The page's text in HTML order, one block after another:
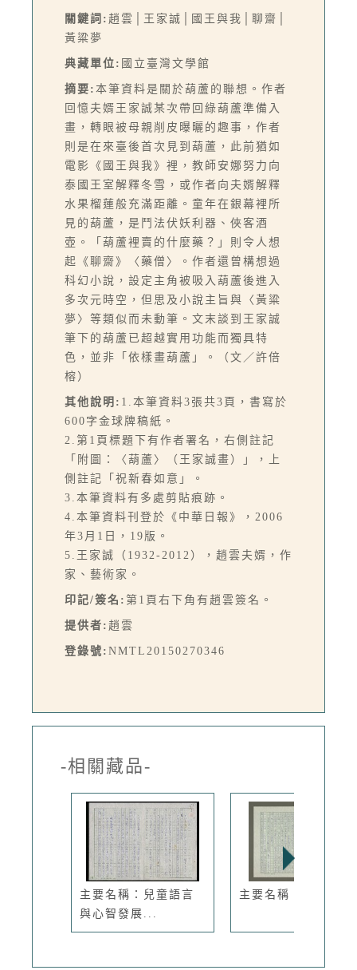
關鍵詞: 趙雲│王家誠│國王與我│聊齋│
黃粱夢
典藏單位: 國立臺灣文學館
摘要: 本筆資料是關於葫蘆的聯想。作者
回憶夫婿王家誠某次帶回綠葫蘆準備入
畫，轉眼被母親削皮曝曬的趣事，作者
則是在來臺後首次見到葫蘆，此前猶如
電影《國王與我》裡，教師安娜努力向
泰國王室解釋冬雪，或作者向夫婿解釋
水果榴蓮般充滿距離。童年在銀幕裡所
見的葫蘆，是鬥法伏妖利器、俠客酒
壺。「葫蘆裡賣的什麼藥？」則令人想
起《聊齋》〈藥僧〉。作者還曾構想過
科幻小說，設定主角被吸入葫蘆後進入
多次元時空，但思及小說主旨與〈黃粱
夢〉等類似而未動筆。文末談到王家誠
筆下的葫蘆已超越實用功能而獨具特
色，並非「依樣畫葫蘆」。（文／許倍
榕）
其他說明: 1.本筆資料3張共3頁，書寫於
600字金球牌稿紙。
2.第1頁標題下有作者署名，右側註記
「附圖：〈葫蘆〉（王家誠畫）」，上
側註記「祝新春如意」。
3.本筆資料有多處剪貼痕跡。
4.本筆資料刊登於《中華日報》，2006
年3月1日，19版。
5.王家誠（1932-2012），趙雲夫婿，作
家、藝術家。
印記/簽名: 第1頁右下角有趙雲簽名。
提供者: 趙雲
登錄號: NMTL20150270346
-相關藏品-
主要名稱：兒童語言
與心智發展...
主要名稱：紅色煙雨